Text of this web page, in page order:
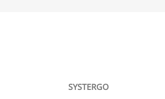
SYSTERGO